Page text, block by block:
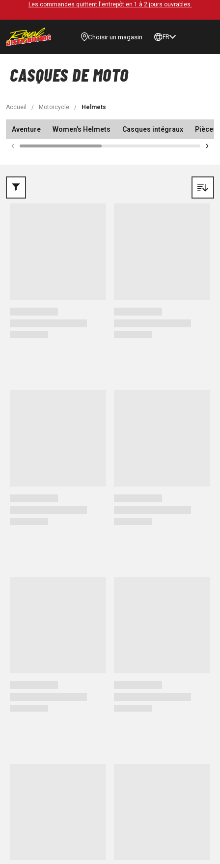
Les commandes quittent l'entrepôt en 1 à 2 jours ouvrables.
Choisir un magasin FR
CASQUES DE MOTO
Accueil / Motorcycle / Helmets
Aventure Women's Helmets Casques intégraux Pièces